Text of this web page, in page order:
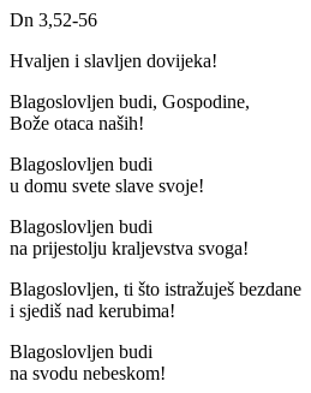
Dn 3,52-56
Hvaljen i slavljen dovijeka!
Blagoslovljen budi, Gospodine,
Bože otaca naših!
Blagoslovljen budi
u domu svete slave svoje!
Blagoslovljen budi
na prijestolju kraljevstva svoga!
Blagoslovljen, ti što istražuješ bezdane
i sjediš nad kerubima!
Blagoslovljen budi
na svodu nebeskom!